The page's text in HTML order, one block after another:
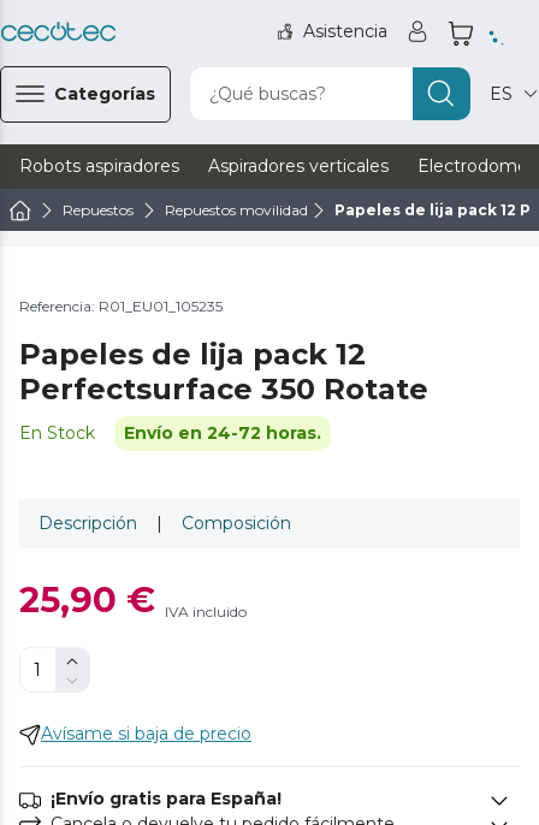
Asistencia
Categorías ¿Qué buscas? ES
Robots aspiradores Aspiradores verticales
Repuestos Repuestos movilidad Papeles de lija pack 12
Referencia: R01_EU01_105235
Papeles de lija pack 12
Perfectsurface 350 Rotate
En Stock Envío en 24-72 horas.
Descripción | Composición
25,90 € IVA incluido
Avísame si baja de precio
¡Envío gratis para España!